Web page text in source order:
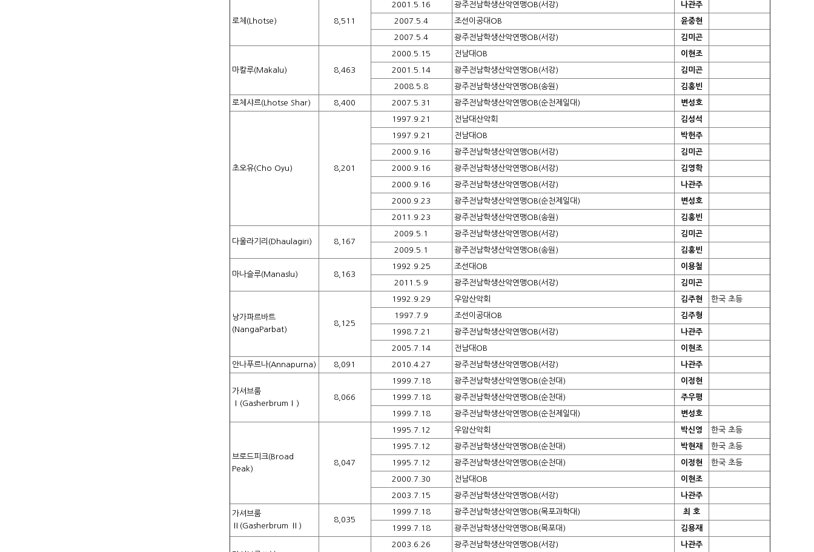
로체(Lhotse) 8,511
2001.5.16 광주전남학생산악연맹OB(서강) 나관주
2007.5.4 조선이공대OB 윤중현
2007.5.4 광주전남학생산악연맹OB(서강) 김미곤
마칼루(Makalu) 8,463
2000.5.15 전남대OB 이현조
2001.5.14 광주전남학생산악연맹OB(서강) 김미곤
2008.5.8 광주전남학생산악연맹OB(송원) 김홍빈
로체샤르(Lhotse Shar) 8,400 2007.5.31 광주전남학생산악연맹OB(순천제일대) 변성호
초오유(Cho Oyu) 8,201
1997.9.21 전남대산악회 김성석
1997.9.21 전남대OB 박헌주
2000.9.16 광주전남학생산악연맹OB(서강) 김미곤
2000.9.16 광주전남학생산악연맹OB(서강) 김영학
2000.9.16 광주전남학생산악연맹OB(서강) 나관주
2000.9.23 광주전남학생산악연맹OB(순천제일대) 변성호
2011.9.23 광주전남학생산악연맹OB(송원) 김홍빈
다울라기리(Dhaulagiri) 8,167
2009.5.1 광주전남학생산악연맹OB(서강) 김미곤
2009.5.1 광주전남학생산악연맹OB(송원) 김홍빈
마나슬루(Manaslu) 8,163
1992.9.25 조선대OB 이용철
2011.5.9 광주전남학생산악연맹OB(서강) 김미곤
낭가파르바트
(NangaParbat)
8,125
1992.9.29 우암산악회 김주현 한국 초등
1997.7.9 조선이공대OB 김주형
1998.7.21 광주전남학생산악연맹OB(서강) 나관주
2005.7.14 전남대OB 이현조
안나푸르나(Annapurna) 8,091 2010.4.27 광주전남학생산악연맹OB(서강) 나관주
가셔브룸
Ⅰ(GasherbrumⅠ)
8,066
1999.7.18 광주전남학생산악연맹OB(순천대) 이정현
1999.7.18 광주전남학생산악연맹OB(순천대) 주우평
1999.7.18 광주전남학생산악연맹OB(순천제일대) 변성호
브로드피크(Broad
Peak)
8,047
1995.7.12 우암산악회 박신영 한국 초등
1995.7.12 광주전남학생산악연맹OB(순천대) 박현재 한국 초등
1995.7.12 광주전남학생산악연맹OB(순천대) 이정현 한국 초등
2000.7.30 전남대OB 이현조
2003.7.15 광주전남학생산악연맹OB(서강) 나관주
가셔브룸
Ⅱ(Gasherbrum Ⅱ)
8,035
1999.7.18 광주전남학생산악연맹OB(목포과학대) 최 호
1999.7.18 광주전남학생산악연맹OB(목포대) 김용재
2003.6.26 광주전남학생산악연맹OB(서강) 나관주